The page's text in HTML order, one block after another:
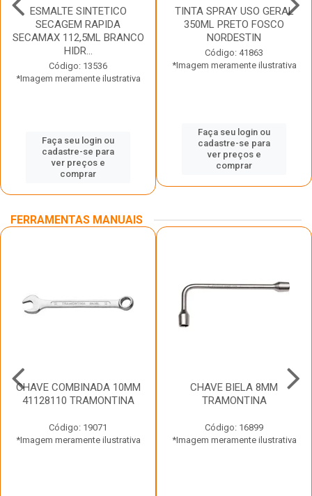
ESMALTE SINTETICO
SECAGEM RAPIDA
SECAMAX 112,5ML BRANCO
HIDR...
Código: 13536
*Imagem meramente ilustrativa
Faça seu login ou
cadastre-se para
ver preços e
comprar
TINTA SPRAY USO GERAL
350ML PRETO FOSCO
NORDESTIN
Código: 41863
*Imagem meramente ilustrativa
Faça seu login ou
cadastre-se para
ver preços e
comprar
FERRAMENTAS MANUAIS
CHAVE COMBINADA 10MM
41128110 TRAMONTINA
Código: 19071
*Imagem meramente ilustrativa
CHAVE BIELA 8MM
TRAMONTINA
Código: 16899
*Imagem meramente ilustrativa